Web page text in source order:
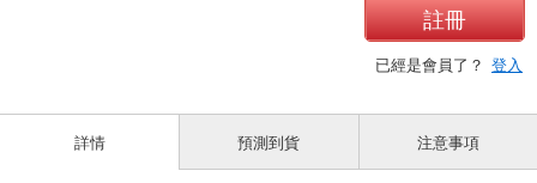
註冊
已經是會員了？ 登入
詳情 預測到貨 注意事項